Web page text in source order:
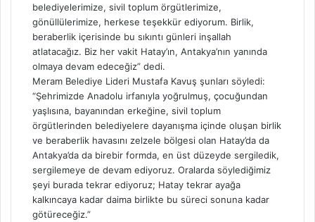
belediyelerimize, sivil toplum örgütlerimize,
gönüllülerimize, herkese teşekkür ediyorum. Birlik,
beraberlik içerisinde bu sıkıntı günleri inşallah
atlatacağız. Biz her vakit Hatay’ın, Antakya’nın yanında
olmaya devam edeceğiz” dedi.
Meram Belediye Lideri Mustafa Kavuş şunları söyledi:
“Şehrimizde Anadolu irfanıyla yoğrulmuş, çocuğundan
yaşlısına, bayanından erkeğine, sivil toplum
örgütlerinden belediyelere dayanışma içinde oluşan birlik
ve beraberlik havasını zelzele bölgesi olan Hatay’da da
Antakya’da da birebir formda, en üst düzeyde sergiledik,
sergilemeye de devam ediyoruz. Oralarda söylediğimiz
şeyi burada tekrar ediyoruz; Hatay tekrar ayağa
kalkıncaya kadar daima birlikte bu süreci sonuna kadar
götüreceğiz.”